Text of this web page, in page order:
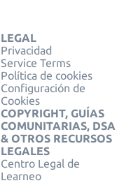
LEGAL
Privacidad
Service Terms
Política de cookies
Configuración de
Cookies
COPYRIGHT, GUÍAS
COMUNITARIAS, DSA
& OTROS RECURSOS
LEGALES
Centro Legal de
Learneo